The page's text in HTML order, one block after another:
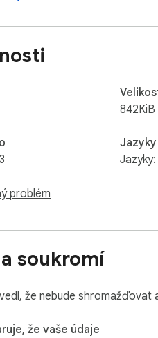
problém
842KiB
Jazyky
soukromí
že nebude shromažďovat
že vaše údaje